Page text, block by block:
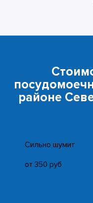
районе
Cильно шумит
от 350 руб